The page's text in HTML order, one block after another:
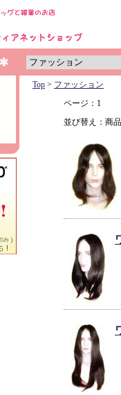
Top > ファッション
ページ：1
並び替え：商